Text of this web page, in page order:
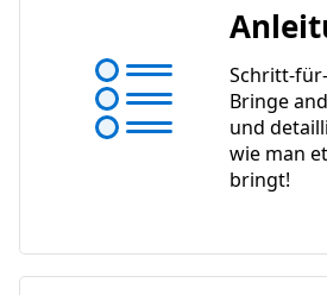
Schritt-
Bringe
und
wie man
bringt!